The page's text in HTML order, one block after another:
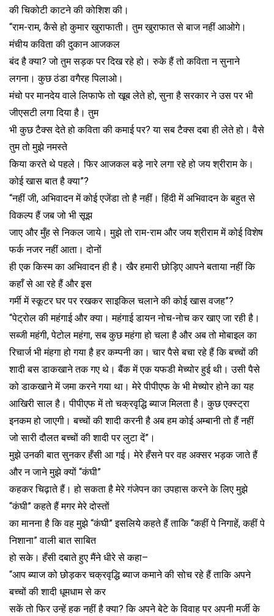
की चिकोटी काटने की कोशिश की।
“राम-राम, कैसे हो कुमार खुराफाती। तुम खुराफात से बाज नहीं आओगे।
मंचीय कविता की दुकान आजकल
बंद है क्या? जो तुम सड़क पर दिख रहे हो। रुके हैं तो कविता न सुनाने
लगना। कुछ ठंडा वगैरह पिलाओ।
मंचो पर मानदेय वाले लिफाफे तो खूब लेते हो, सुना है सरकार ने उस पर भी
जीएसटी लगा दिया है। तुम
भी कुछ टैक्स देते हो कविता की कमाई पर? या सब टैक्स दबा ही लेते हो। वैसे
तुम तो मुझे नमस्ते
किया करते थे पहले। फिर आजकल बड़े नारे लगा रहे हो जय श्रीराम के।
कोई खास बात है क्या”?
“नहीं जी, अभिवादन में कोई एजेंडा तो है नहीं। हिंदी में अभिवादन के बहुत से
विकल्प हैं जब जो भी सूझ
जाए और मुँह से निकल जाये। मुझे तो राम-राम और जय श्रीराम में कोई विशेष
फर्क नजर नहीं आता। दोनों
ही एक किस्म का अभिवादन ही है। खैर हमारी छोड़िए आपने बताया नहीं कि
कहाँ से आ रहे हैं और इस
गर्मी में स्कूटर घर पर रखकर साइकिल चलाने की कोई खास वजह”?
“पेट्रोल की महंगाई और क्या। महंगाई डायन नोच-नोच कर खाए जा रही है।
सब्जी महंगी, पेटोल महंगा, सब कुछ महंगा हो चला है और अब तो मोबाइल का
रिचार्ज भी मंहगा हो गया है हर कम्पनी का। चार पैसे बचा रहे हैं कि बच्चों की
शादी बस डाकखाने तक गए थे। बैंक में एक यफडी मेच्योर हुई थी। उसी पैसे
को डाकखाने में जमा करने गया था। मेरे पीपीएफ के भी मेच्योर होने का यह
आखिरी साल है। पीपीएफ में तो चक्रवृद्धि ब्याज मिलता है। कुछ एक्स्ट्रा
इनकम हो जाएगी। बच्चों की शादी करनी है अब हम कोई अम्बानी तो हैं नहीं
जो सारी दौलत बच्चों की शादी पर लुटा दें”।
मुझे उनकी बात सुनकर हँसी आ गई। मेरे हँसने पर वह अक्सर भड़क जाते हैं
और न जाने मुझे क्यों “कंघी”
कहकर चिढ़ाते हैं। हो सकता है मेरे गंजेपन का उपहास करने के लिए मुझे
“कंघी” कहते हैं मगर मेरे दोस्तों
का मानना है कि वह मुझे “कंघी” इसलिये कहते हैं ताकि “कहीं पे निगाहें, कहीं पे
निशाना” वाली बात साबित
हो सके। हँसी दबाते हुए मैंने धीरे से कहा–
“आप ब्याज को छोड़कर चक्रवृद्धि ब्याज कमाने की सोच रहे हैं ताकि अपने
बच्चों की शादी धूमधाम से कर
सकें तो फिर उन्हें हक नहीं है क्या? कि अपने बेटे के विवाह पर अपनी मर्जी के